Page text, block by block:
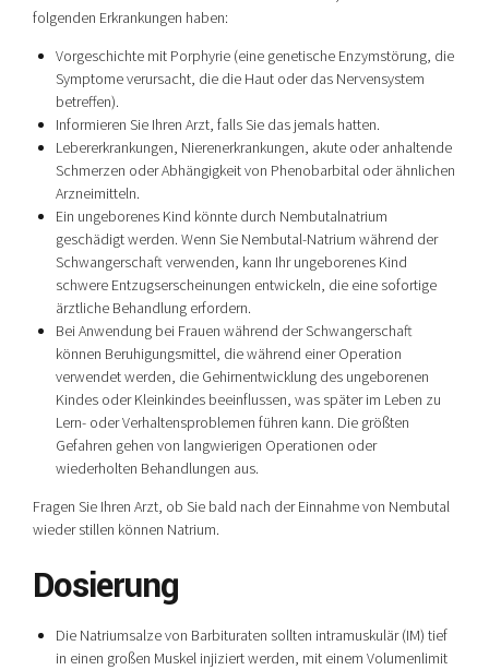
folgenden Erkrankungen haben:
Vorgeschichte mit Porphyrie (eine genetische Enzymstörung, die
Symptome verursacht, die die Haut oder das Nervensystem
betreffen).
Informieren Sie Ihren Arzt, falls Sie das jemals hatten.
Lebererkrankungen, Nierenerkrankungen, akute oder anhaltende
Schmerzen oder Abhängigkeit von Phenobarbital oder ähnlichen
Arzneimitteln.
Ein ungeborenes Kind könnte durch Nembutalnatrium
geschädigt werden. Wenn Sie Nembutal-Natrium während der
Schwangerschaft verwenden, kann Ihr ungeborenes Kind
schwere Entzugserscheinungen entwickeln, die eine sofortige
ärztliche Behandlung erfordern.
Bei Anwendung bei Frauen während der Schwangerschaft
können Beruhigungsmittel, die während einer Operation
verwendet werden, die Gehirnentwicklung des ungeborenen
Kindes oder Kleinkindes beeinflussen, was später im Leben zu
Lern- oder Verhaltensproblemen führen kann. Die größten
Gefahren gehen von langwierigen Operationen oder
wiederholten Behandlungen aus.
Fragen Sie Ihren Arzt, ob Sie bald nach der Einnahme von Nembutal
wieder stillen können Natrium.
Dosierung
Die Natriumsalze von Barbituraten sollten intramuskulär (IM) tief
in einen großen Muskel injiziert werden, mit einem Volumenlimit